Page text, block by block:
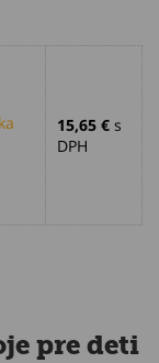
15,65 € s
DPH
pre deti